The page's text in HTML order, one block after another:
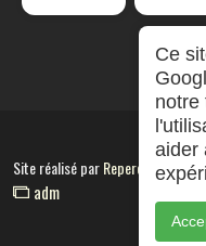
Site réalisé parRepereCom
adm
Ce
notre
aider